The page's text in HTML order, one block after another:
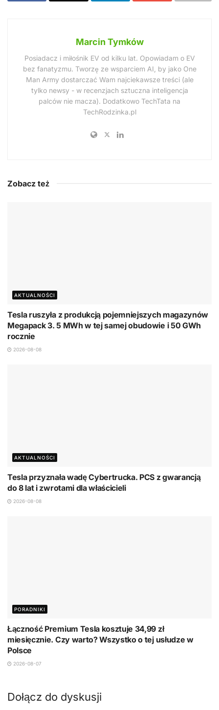
Marcin Tymków
Posiadacz i miłośnik EV od kilku lat. Opowiadam o EV
bez fanatyzmu. Tworzę ze wsparciem AI, by jako One
Man Army dostarczać Wam najciekawsze treści (ale
tylko newsy - w recenzjach sztuczna inteligencja
palców nie macza). Dodatkowo TechTata na
TechRodzinka.pl
Zobacz też
AKTUALNOŚCI
Tesla ruszyła z produkcją pojemniejszych magazynów
Megapack 3. 5 MWh w tej samej obudowie i 50 GWh
rocznie
2026-08-08
AKTUALNOŚCI
Tesla przyznała wadę Cybertrucka. PCS z gwarancją
do 8 lat i zwrotami dla właścicieli
2026-08-08
PORADNIKI
Łączność Premium Tesla kosztuje 34,99 zł
miesięcznie. Czy warto? Wszystko o tej usłudze w
Polsce
2026-08-07
Dołącz do dyskusji